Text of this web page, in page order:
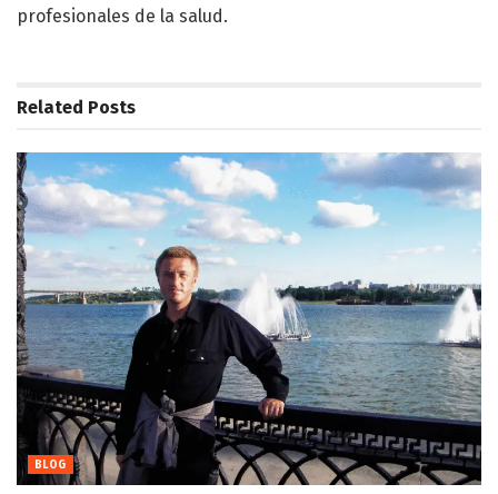
profesionales de la salud.
Related Posts
BLOG